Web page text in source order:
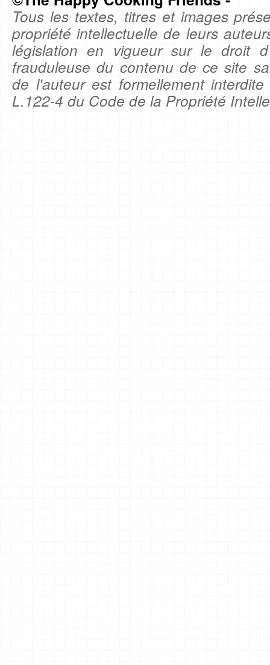
Tous les textes, titres et images
propriété intellectuelle de leurs
législation en vigueur sur le droit
frauduleuse du contenu de ce site
de l'auteur est formellement
L.122-4 du Code de la Propriété